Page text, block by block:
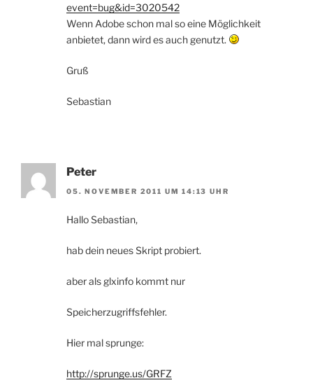
event=bug&id=3020542
Wenn Adobe schon mal so eine Möglichkeit
anbietet, dann wird es auch genutzt.
Gruß
Sebastian
Peter
05. NOVEMBER 2011 UM 14:13 UHR
Hallo Sebastian,
hab dein neues Skript probiert.
aber als glxinfo kommt nur
Speicherzugriffsfehler.
Hier mal sprunge:
http://sprunge.us/GRFZ